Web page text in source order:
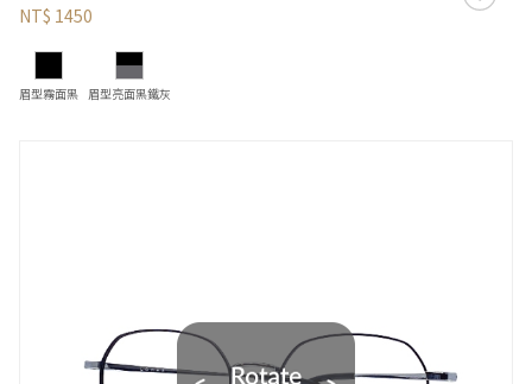
NT$ 1450
眉型霧面黑 眉型亮面黑鐵灰